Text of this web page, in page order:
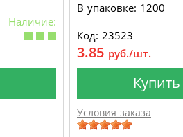
Наличие:
В упаковке: 1200
Код: 23523
3.85 руб./шт.
Купить
Условия заказа